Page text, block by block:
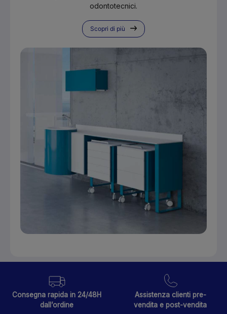
odontotecnici.
Scopri di più
Consegna rapida in 24/48H
dall’ordine
Assistenza clienti pre-
vendita e post-vendita